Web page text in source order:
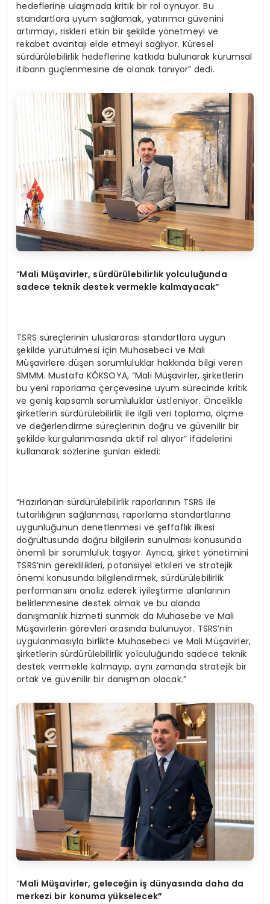
hedeflerine ulaşmada kritik bir rol oynuyor. Bu
standartlara uyum sağlamak, yatırımcı güvenini
artırmayı, riskleri etkin bir şekilde yönetmeyi ve
rekabet avantajı elde etmeyi sağlıyor. Küresel
sürdürülebilirlik hedeflerine katkıda bulunarak kurumsal
itibarın güçlenmesine de olanak tanıyor” dedi.
“Mali Müşavirler, sürdürülebilirlik yolculuğunda
sadece teknik destek vermekle kalmayacak”
TSRS süreçlerinin uluslararası standartlara uygun
şekilde yürütülmesi için Muhasebeci ve Mali
Müşavirlere düşen sorumluluklar hakkında bilgi veren
SMMM. Mustafa KÖKSOYA, “Mali Müşavirler, şirketlerin
bu yeni raporlama çerçevesine uyum sürecinde kritik
ve geniş kapsamlı sorumluluklar üstleniyor. Öncelikle
şirketlerin sürdürülebilirlik ile ilgili veri toplama, ölçme
ve değerlendirme süreçlerinin doğru ve güvenilir bir
şekilde kurgulanmasında aktif rol alıyor” ifadelerini
kullanarak sözlerine şunları ekledi:
“Hazırlanan sürdürülebilirlik raporlarının TSRS ile
tutarlılığının sağlanması, raporlama standartlarına
uygunluğunun denetlenmesi ve şeffaflık ilkesi
doğrultusunda doğru bilgilerin sunulması konusunda
önemli bir sorumluluk taşıyor. Ayrıca, şirket yönetimini
TSRS’nin gereklilikleri, potansiyel etkileri ve stratejik
önemi konusunda bilgilendirmek, sürdürülebilirlik
performansını analiz ederek iyileştirme alanlarının
belirlenmesine destek olmak ve bu alanda
danışmanlık hizmeti sunmak da Muhasebe ve Mali
Müşavirlerin görevleri arasında bulunuyor. TSRS’nin
uygulanmasıyla birlikte Muhasebeci ve Mali Müşavirler,
şirketlerin sürdürülebilirlik yolculuğunda sadece teknik
destek vermekle kalmayıp, aynı zamanda stratejik bir
ortak ve güvenilir bir danışman olacak.”
“Mali Müşavirler, geleceğin iş dünyasında daha da
merkezi bir konuma yükselecek”